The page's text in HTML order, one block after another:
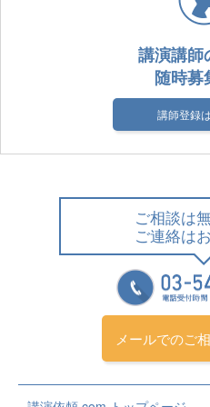
講演講師
随時募
講師登録
ご相談は
ご連絡は
メールでのご